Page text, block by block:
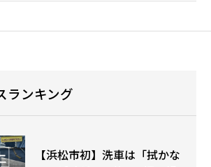
ランキング
【浜松市初】洗車は「拭かな